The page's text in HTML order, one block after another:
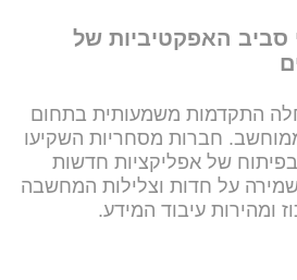
סביב האפקטיביות של
התקדמות משמעותית בתחום
חברות מסחריות השקיעו
בפיתוח של אפליקציות חדשות
על חדות וצלילות המחשבה
ומהירות עיבוד המידע.